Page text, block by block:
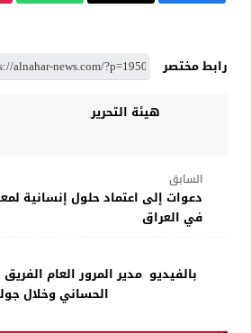
رابط مختصر
هيئة التحرير
السابق
دعوات إلى اعتماد حلول إنسانية
في العراق
بالفيديو مدير المرور العام
الحساني وخلال